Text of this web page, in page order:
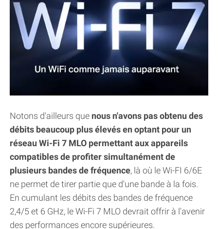
Notons d'ailleurs que nous n'avons pas obtenu des
débits beaucoup plus élevés en optant pour un
réseau Wi-Fi 7 MLO permettant aux appareils
compatibles de profiter simultanément de
plusieurs bandes de fréquence, là où le Wi-FI 6/6E
ne permet de tirer partie que d'une bande à la fois.
En cumulant les débits des bandes de fréquence
2,4/5 et 6 GHz, le Wi-Fi 7 MLO devrait offrir à l'avenir
des performances encore supérieures.